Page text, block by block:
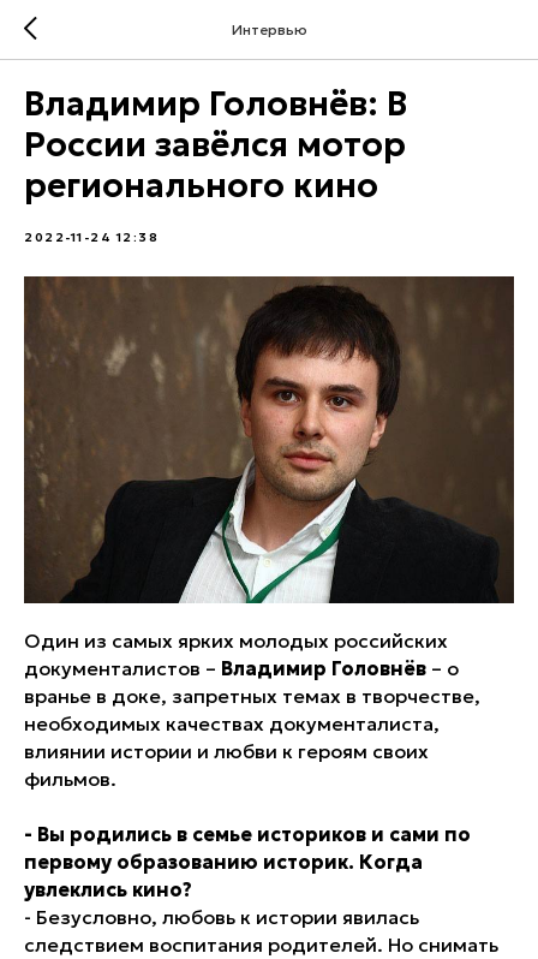
Интервью
Владимир Головнёв: В
России завёлся мотор
регионального кино
2022-11-24 12:38
Один из самых ярких молодых российских
документалистов – Владимир Головнёв – о
вранье в доке, запретных темах в творчестве,
необходимых качествах документалиста,
влиянии истории и любви к героям своих
фильмов.
- Вы родились в семье историков и сами по
первому образованию историк. Когда
увлеклись кино?
- Безусловно, любовь к истории явилась
следствием воспитания родителей. Но снимать